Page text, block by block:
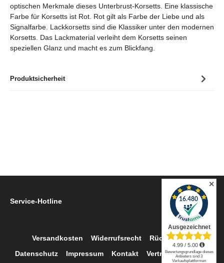
Produktsicherheit
optischen Merkmale dieses Unterbrust-Korsetts. Eine klassische
Farbe für Korsetts ist Rot. Rot gilt als Farbe der Liebe und als
Signalfarbe. Lackkorsetts sind die Klassiker unter den modernen
Korsetts. Das Lackmaterial verleiht dem Korsetts seinen
speziellen Glanz und macht es zum Blickfang.
Service-Hotline
Versandkosten Widerrufsrecht
Rückgabe
Datenschutz
Impressum Kontakt Vertrag widerrufen
✕